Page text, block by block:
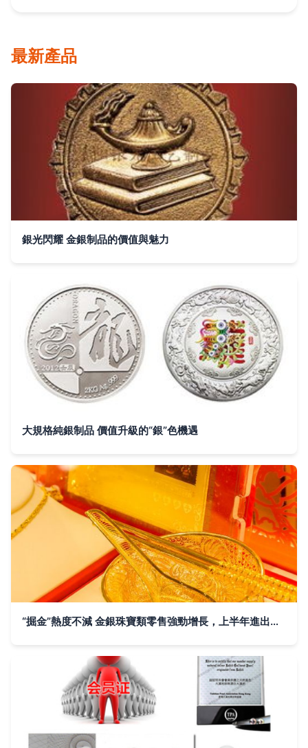
最新產品
銀光閃耀 金銀制品的價值與魅力
大規格純銀制品 價值升級的“銀”色機遇
“掘金”熱度不減 金銀珠寶類零售強勁增長，上半年進出口總額創三年新高